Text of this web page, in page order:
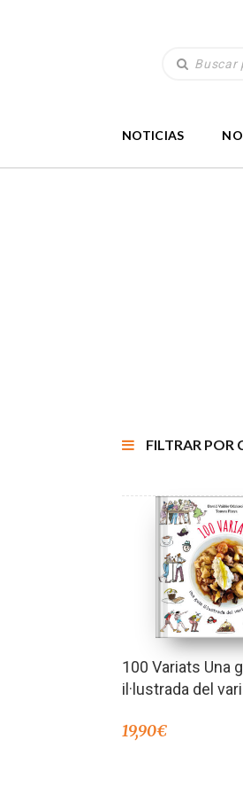
NOTICIAS
FILTRAR POR
100 Variats Una
il·lustrada del
19,90€